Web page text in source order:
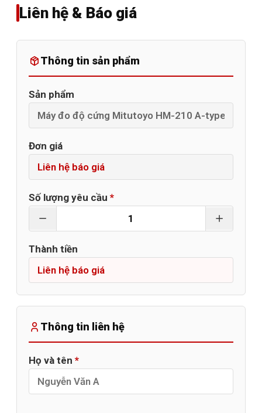
Liên hệ & Báo giá
Thông tin sản phẩm
Sản phẩm
Đơn giá
Số lượng yêu cầu *
Thành tiền
Thông tin liên hệ
Họ và tên *